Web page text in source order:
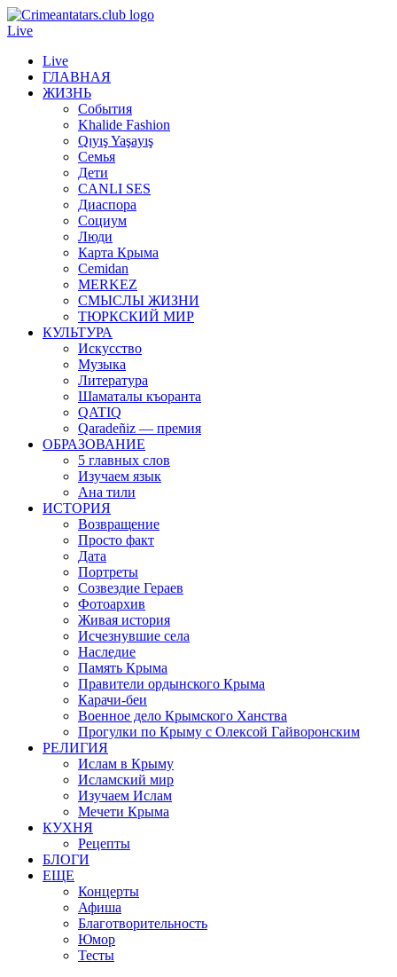
Live
Live
ГЛАВНАЯ
ЖИЗНЬ
События
Khalide Fashion
Qıyış Yaşayış
Семья
Дети
CANLI SES
Диаспора
Социум
Люди
Карта Крыма
Cemidan
МERKEZ
СМЫСЛЫ ЖИЗНИ
ТЮРКСКИЙ МИР
КУЛЬТУРА
Искусство
Музыка
Литература
Шаматалы къоранта
QATIQ
Qaradeñiz — премия
ОБРАЗОВАНИЕ
5 главных слов
Изучаем язык
Ана тили
ИСТОРИЯ
Возвращение
Просто факт
Дата
Портреты
Созвездие Гераев
Фотоархив
Живая история
Исчезнувшие села
Наследие
Память Крыма
Правители ордынского Крыма
Карачи-беи
Военное дело Крымского Ханства
Прогулки по Крыму с Олексой Гайворонским
РЕЛИГИЯ
Ислам в Крыму
Исламский мир
Изучаем Ислам
Мечети Крыма
КУХНЯ
Рецепты
БЛОГИ
ЕЩЕ
Концерты
Афиша
Благотворительность
Юмор
Тесты